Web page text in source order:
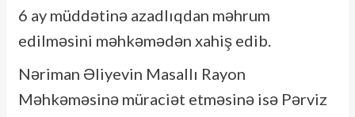
6 ay müddətinə azadlıqdan məhrum
edilməsini məhkəmədən xahiş edib.
Nəriman Əliyevin Masallı Rayon
Məhkəməsinə müraciət etməsinə isə Pərviz